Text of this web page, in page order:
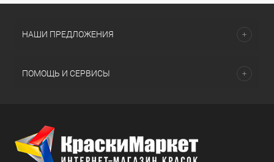
НАШИ ПРЕДЛОЖЕНИЯ
ПОМОЩЬ И СЕРВИСЫ